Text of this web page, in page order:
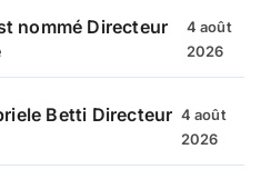
nommé Directeur
4 août
2026
Betti Directeur 4 août
2026